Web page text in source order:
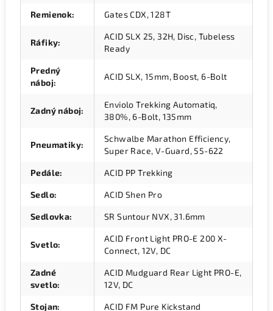
Remienok: Gates CDX, 128T
Ráfiky:
ACID SLX 25, 32H, Disc, Tubeless
Ready
Predný
náboj:
ACID SLX, 15mm, Boost, 6-Bolt
Zadný náboj:
Enviolo Trekking Automatiq,
380%, 6-Bolt, 135mm
Pneumatiky:
Schwalbe Marathon Efficiency,
Super Race, V-Guard, 55-622
Pedále: ACID PP Trekking
Sedlo: ACID Shen Pro
Sedlovka: SR Suntour NVX, 31.6mm
Svetlo:
ACID Front Light PRO-E 200 X-
Connect, 12V, DC
Zadné
svetlo:
ACID Mudguard Rear Light PRO-E,
12V, DC
Stojan: ACID FM Pure Kickstand